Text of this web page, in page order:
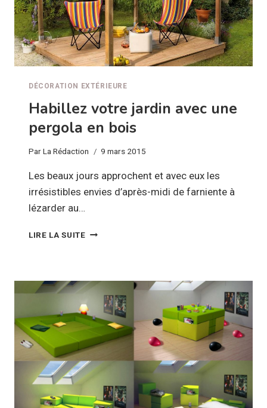
DÉCORATION EXTÉRIEURE
Habillez votre jardin avec une
pergola en bois
ParLa Rédaction 9 mars 2015
Les beaux jours approchent et avec eux les
irrésistibles envies d’après-midi de farniente à
lézarder au…
LIRE LA SUITEHABILLEZ
UNE
PERGOLA
EN
BOIS